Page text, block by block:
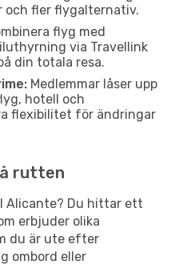
och fler flygalternativ.
flyg med
via Travellink
din totala resa.
Medlemmar låser upp
hotell och
flexibilitet för ändringar
rutten
Alicante? Du hittar ett
erbjuder olika
du är ute efter
ombord eller